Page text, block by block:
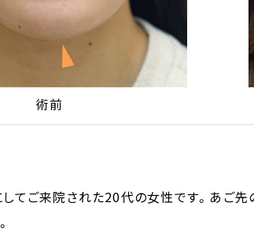
術前
てご来院された20代の女性です。あご